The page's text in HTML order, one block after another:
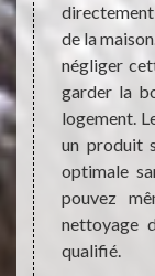
du
ne
il
directement
de la
négliger
garder la
logement.
un produit
optimale
pouvez
nettoyage
qualifié.